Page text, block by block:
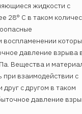
жидкости с
28° С в таком
воспламенении
давление взрыва
Вещества и
при взаимодействии с
с другом в таком
давление